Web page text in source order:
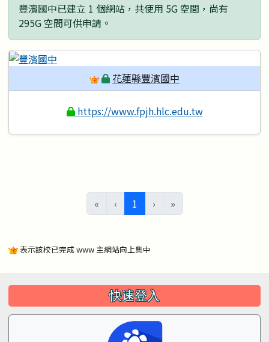
豐濱國中已建立 1 個網站，共使用 5G 空間，尚有
295G 空間可供申請。
花蓮縣豐濱國中
https://www.fpjh.hlc.edu.tw
« ‹ 1 (目前頁次)
› »
表示該校已完成 www 主網站向上集中
左邊區域內容 快速登入